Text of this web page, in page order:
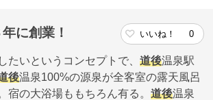
に創業！ いいね！ 0
たいというコンセプトで、 道後温泉駅
後温泉100%の源泉が全客室の露天風呂
の大浴場ももちろん有る。 道後温泉